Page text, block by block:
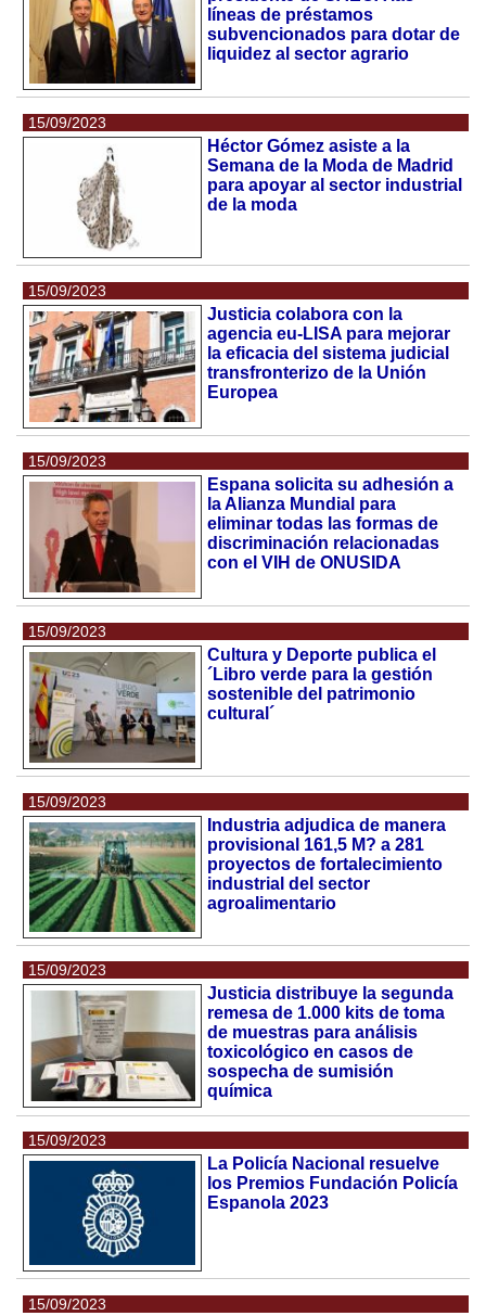
líneas de préstamos
subvencionados para dotar de
liquidez al sector agrario
15/09/2023
Héctor Gómez asiste a la
Semana de la Moda de Madrid
para apoyar al sector industrial
de la moda
15/09/2023
Justicia colabora con la
agencia eu-LISA para mejorar
la eficacia del sistema judicial
transfronterizo de la Unión
Europea
15/09/2023
Espana solicita su adhesión a
la Alianza Mundial para
eliminar todas las formas de
discriminación relacionadas
con el VIH de ONUSIDA
15/09/2023
Cultura y Deporte publica el
´Libro verde para la gestión
sostenible del patrimonio
cultural´
15/09/2023
Industria adjudica de manera
provisional 161,5 M? a 281
proyectos de fortalecimiento
industrial del sector
agroalimentario
15/09/2023
Justicia distribuye la segunda
remesa de 1.000 kits de toma
de muestras para análisis
toxicológico en casos de
sospecha de sumisión
química
15/09/2023
La Policía Nacional resuelve
los Premios Fundación Policía
Espanola 2023
15/09/2023